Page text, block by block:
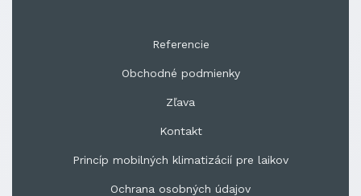
Referencie
Obchodné podmienky
Zľava
Kontakt
Princíp mobilných klimatizácií pre laikov
Ochrana osobných údajov